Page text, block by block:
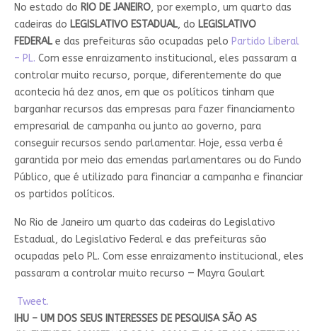
No estado do RIO DE JANEIRO, por exemplo, um quarto das
cadeiras do LEGISLATIVO ESTADUAL, do LEGISLATIVO
FEDERALe das prefeituras são ocupadas pelo Partido Liberal
– PL. Com esse enraizamento institucional, eles passaram a
controlar muito recurso, porque, diferentemente do que
acontecia há dez anos, em que os políticos tinham que
barganhar recursos das empresas para fazer financiamento
empresarial de campanha ou junto ao governo, para
conseguir recursos sendo parlamentar. Hoje, essa verba é
garantida por meio das emendas parlamentares ou do Fundo
Público, que é utilizado para financiar a campanha e financiar
os partidos políticos.
No Rio de Janeiro um quarto das cadeiras do Legislativo
Estadual, do Legislativo Federal e das prefeituras são
ocupadas pelo PL. Com esse enraizamento institucional, eles
passaram a controlar muito recurso — Mayra Goulart
Tweet.
IHU – UM DOS SEUS INTERESSES DE PESQUISA SÃO AS